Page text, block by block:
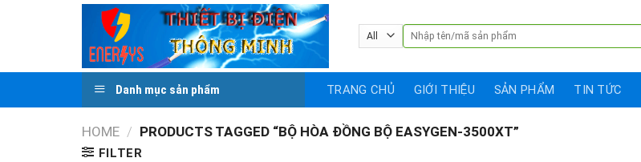
Search
for:
Danh mục sản phẩm TRANG CHỦ GIỚI THIỆU SẢN PHẨM TIN TỨC
HOME / PRODUCTS TAGGED “BỘ HÒA ĐỒNG BỘ EASYGEN-3500XT”
FILTER